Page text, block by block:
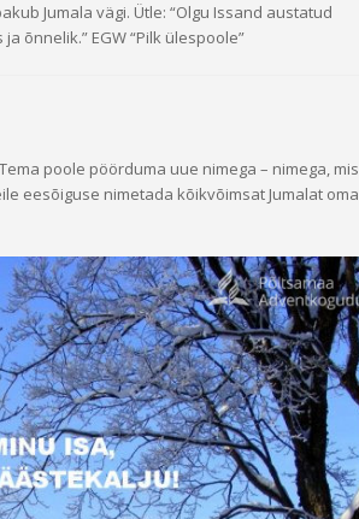
Jumala vägi. Ütle: “Olgu Issand austatud
õnnelik.” EGW “Pilk ülespoole”
poole pöörduma uue nimega – nimega, mis
eesõiguse nimetada kõikvõimsat Jumalat oma